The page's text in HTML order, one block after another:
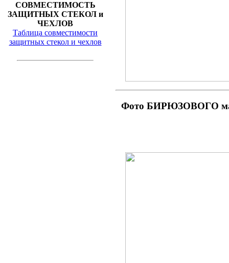
СОВМЕСТИМОСТЬ
ЗАЩИТНЫХ СТЕКОЛ и
ЧЕХЛОВ
Таблица совместимости
защитных стекол и чехлов
Фото БИРЮЗОВОГО